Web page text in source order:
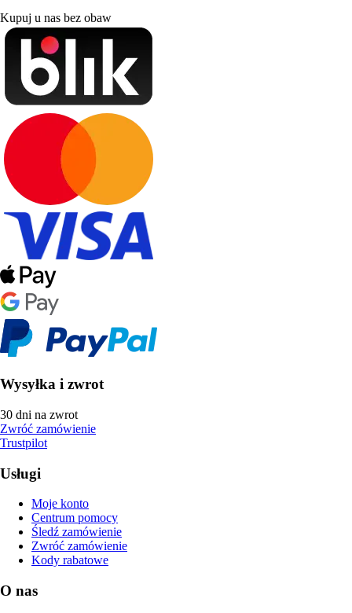
Kupuj u nas bez obaw
Wysyłka i zwrot
30 dni na zwrot
Zwróć zamówienie
Trustpilot
Usługi
Moje konto
Centrum pomocy
Śledź zamówienie
Zwróć zamówienie
Kody rabatowe
O nas